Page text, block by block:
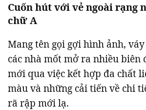
Cuốn hút với vẻ ngoài rạng
chữ A
Mang tên gọi gợi hình ảnh,
các nhà mốt mở ra nhiều biên
mới qua việc kết hợp đa chất
màu và những cải tiến về chi
rã rập mới lạ.